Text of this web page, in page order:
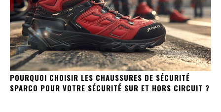
POURQUOI CHOISIR LES CHAUSSURES DE SÉCURITÉ
SPARCO POUR VOTRE SÉCURITÉ SUR ET HORS CIRCUIT ?